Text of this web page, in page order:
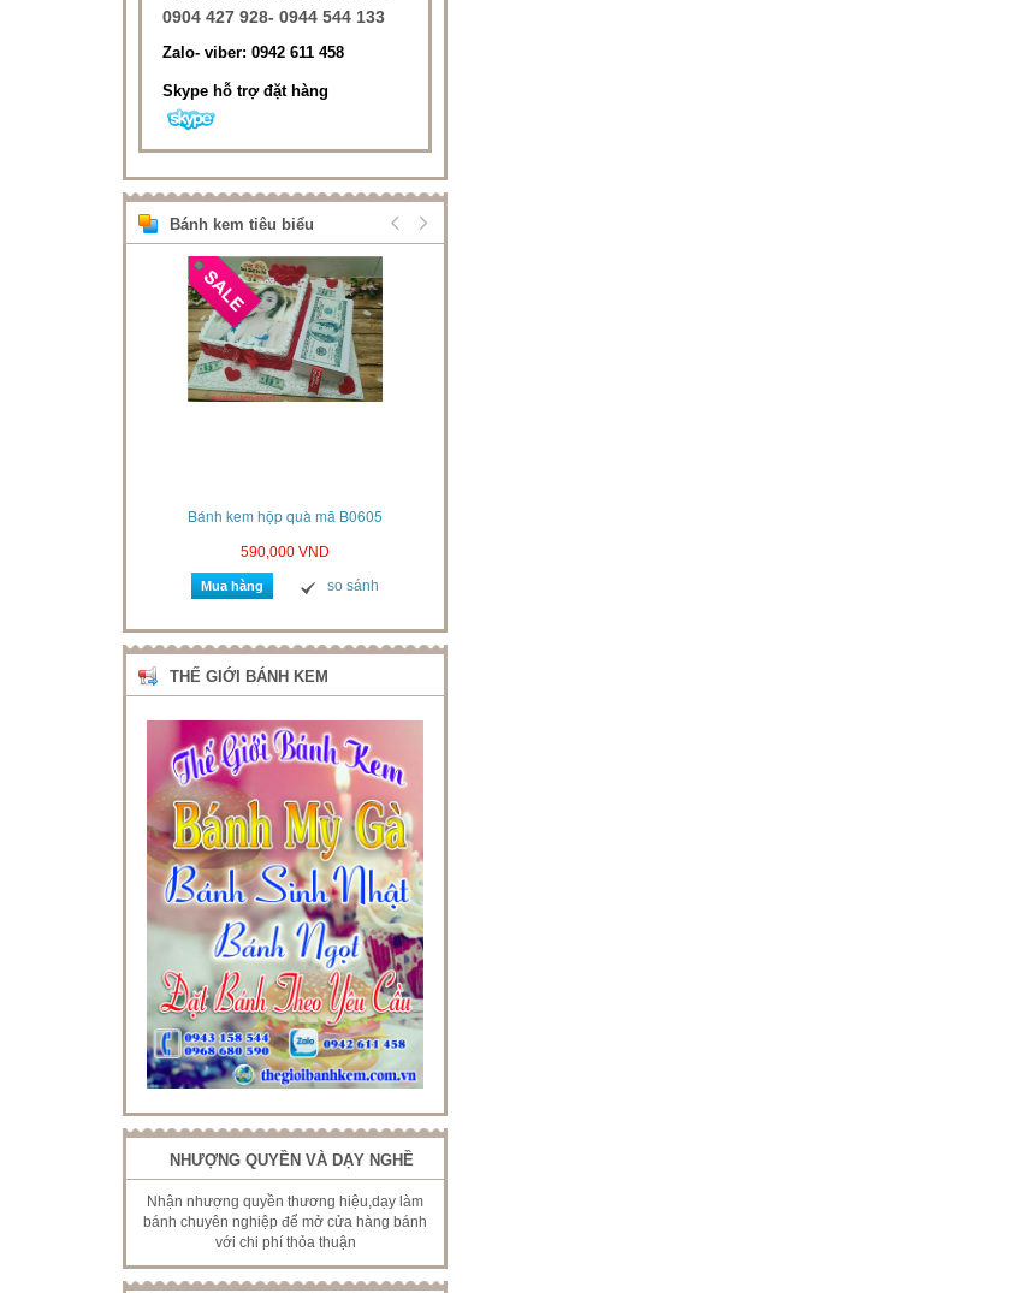
0904 427 928- 0944 544 133
Zalo- viber: 0942 611 458
Skype hỗ trợ đặt hàng
Bánh kem tiêu biểu
Bánh kem hộp quà mã B0605
590,000 VND
Mua hàng so sánh
THẾ GIỚI BÁNH KEM
NHƯỢNG QUYỀN VÀ DẠY NGHỀ
Nhận nhượng quyền thương hiệu,dạy làm
bánh chuyên nghiệp để mở cửa hàng bánh
với chi phí thỏa thuận